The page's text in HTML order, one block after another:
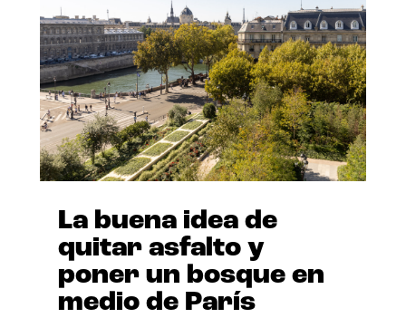
La buena idea de
quitar asfalto y
poner un bosque en
medio de París